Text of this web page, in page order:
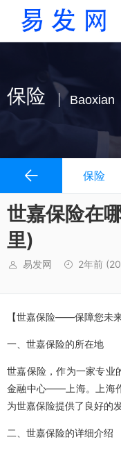
保险 Baoxian
保险
世嘉保险在
里)
易发网 2年前
【世嘉保险——保障您未
一、世嘉保险的所在地
世嘉保险，作为一家专业
金融中心——上海。上海
为世嘉保险提供了良好的
二、世嘉保险的详细介绍